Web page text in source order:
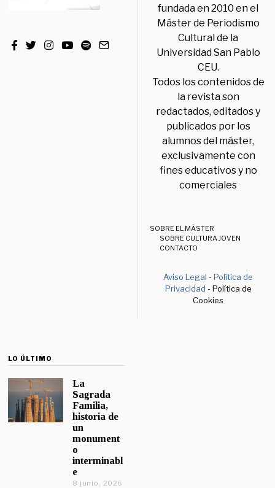
fundada en 2010 en el
Máster de Periodismo
Cultural de la
Universidad San Pablo
CEU.
Todos los contenidos de
la revista son
redactados, editados y
publicados por los
alumnos del máster,
exclusivamente con
fines educativos y no
comerciales
SOBRE EL MÁSTER
SOBRE CULTURA JOVEN
CONTACTO
Aviso Legal -Política de
Privacidad - Política de
Cookies
LO ÚLTIMO
La
Sagrada
Familia,
historia de
un
monument
o
interminabl
e
8 junio, 2026